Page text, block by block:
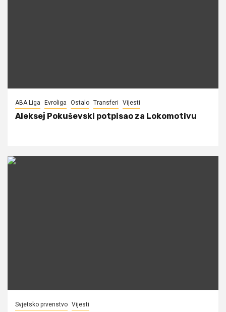
ABA Liga Evroliga Ostalo Transferi Vijesti
Aleksej Pokuševski potpisao za Lokomotivu
Svjetsko prvenstvo Vijesti